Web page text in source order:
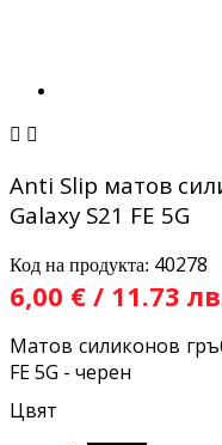
 
Anti Slip матов
Galaxy S21 FE 5G
Код на продукта: 40278
6,00 € / 11.73
Матов силиконов
FE 5G - черен
Цвят